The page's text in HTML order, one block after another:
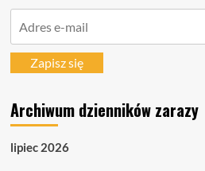
mailZapisz się
Archiwum dzienników zarazy
lipiec 2026